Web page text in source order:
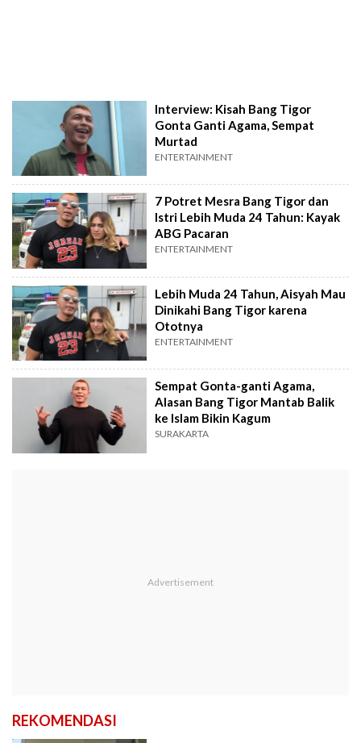
Interview: Kisah Bang Tigor
Gonta Ganti Agama, Sempat
Murtad
ENTERTAINMENT
7 Potret Mesra Bang Tigor dan
Istri Lebih Muda 24 Tahun: Kayak
ABG Pacaran
ENTERTAINMENT
Lebih Muda 24 Tahun, Aisyah Mau
Dinikahi Bang Tigor karena
Ototnya
ENTERTAINMENT
Sempat Gonta-ganti Agama,
Alasan Bang Tigor Mantab Balik
ke Islam Bikin Kagum
SURAKARTA
REKOMENDASI